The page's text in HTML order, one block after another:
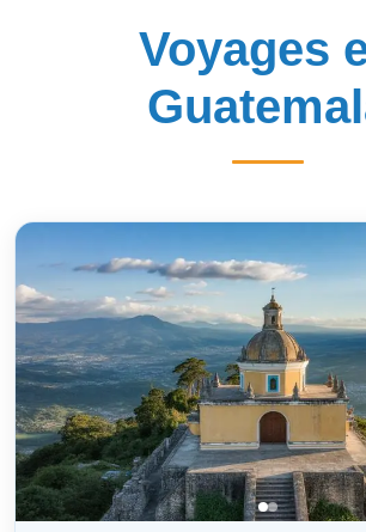
Voyages